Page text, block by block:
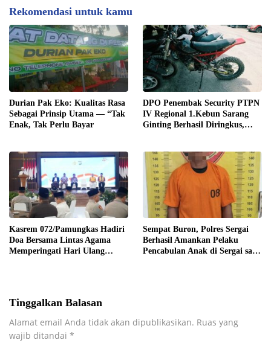
Rekomendasi untuk kamu
Durian Pak Eko: Kualitas Rasa
Sebagai Prinsip Utama — “Tak
Enak, Tak Perlu Bayar
DPO Penembak Security PTPN
IV Regional 1.Kebun Sarang
Ginting Berhasil Diringkus,
Kasrem 072/Pamungkas Hadiri
Doa Bersama Lintas Agama
Memperingati Hari Ulang
Sempat Buron, Polres Sergai
Berhasil Amankan Pelaku
Pencabulan Anak di Sergai saat
Tinggalkan Balasan
Alamat email Anda tidak akan dipublikasikan. Ruas yang
wajib ditandai *